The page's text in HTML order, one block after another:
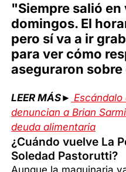
"Siempre salió
domingos. El
pero sí va a ir
para ver cómo
aseguraron
LEER MÁS► Escándalo
denuncian a Brian
deuda alimentaria
¿Cuándo vuelve La
Soledad Pastorutti?